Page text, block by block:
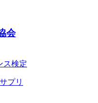
会
ス検定